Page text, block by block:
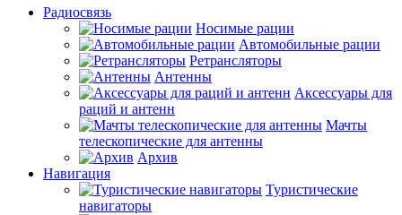
Радиосвязь
Носимые рации
Автомобильные рации
Ретрансляторы
Антенны
Аксессуары для
раций и антенн
Мачты
телескопические для антенны
Архив
Навигация
Туристические
навигаторы